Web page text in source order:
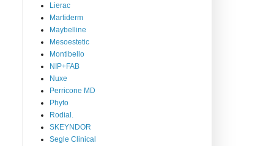
Lierac
Martiderm
Maybelline
Mesoestetic
Montibello
NIP+FAB
Nuxe
Perricone MD
Phyto
Rodial.
SKEYNDOR
Segle Clinical